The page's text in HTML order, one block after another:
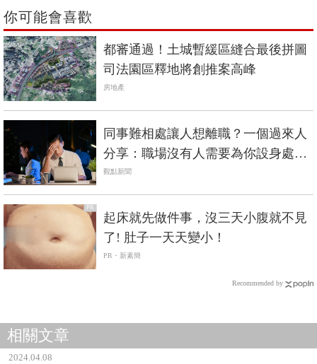
你可能會喜歡
都審通過！土城暫緩區縫合最後拼圖
司法園區釋地將創推案高峰
房地產
同事難相處讓人想離職？一個過來人
分享：職場沒有人需要為你設身處
地，想生存唯有面對
觀點新聞
PR
起床就先做件事，沒三天小腹就不見
了! 肚子一天天變小！
PR・新素簡
Recommended by
相關文章
2024.04.08